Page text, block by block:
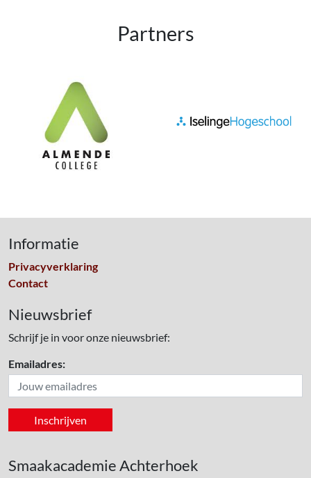
Partners
Informatie
Privacyverklaring
Contact
Nieuwsbrief
Schrijf je in voor onze nieuwsbrief:
Emailadres:
Smaakacademie Achterhoek